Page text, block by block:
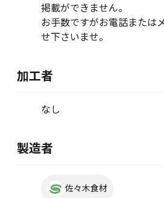
掲載ができません。
お手数ですがお電話または
せ下さいませ。
加工者
なし
製造者
佐々木食材